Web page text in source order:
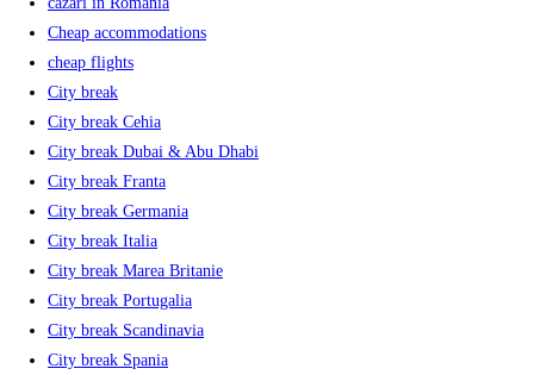
Cheap accommodations
cheap flights
City break
City break Cehia
City break Dubai & Abu Dhabi
City break Franta
City break Germania
City break Italia
City break Marea Britanie
City break Portugalia
City break Scandinavia
City break Spania